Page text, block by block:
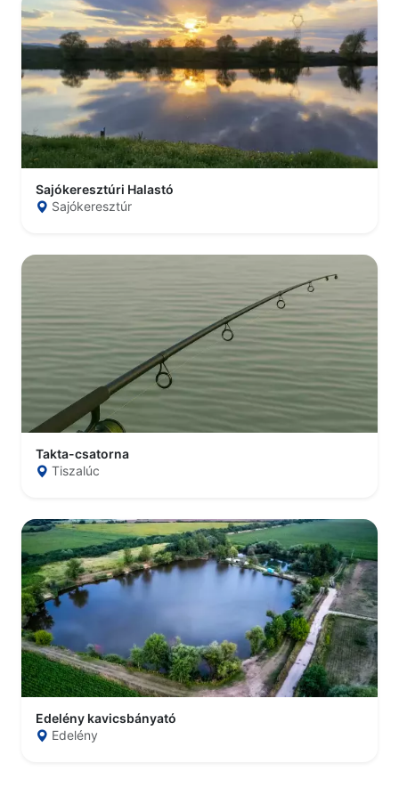
Sajókeresztúri Halastó
Sajókeresztúr
Takta-csatorna
Tiszalúc
Edelény kavicsbányató
Edelény